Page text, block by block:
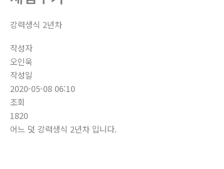
강력생식 2년차
작성자
오인욱
작성일
2020-05-08 06:10
조회
1820
어느 덧 강력생식 2년차 입니다.